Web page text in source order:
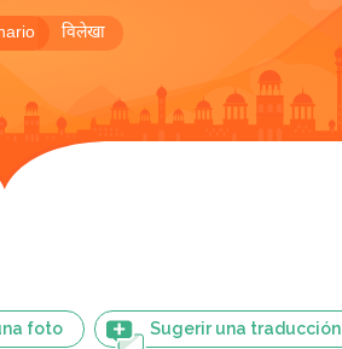
विलेखा
foto Sugerir una traducción